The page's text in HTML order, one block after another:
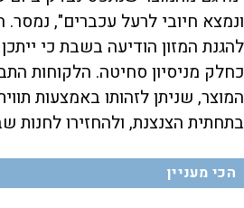
ונמצא חיובי לרעל עכברים",
להגנת המזון הודיעה בשבת כי
כחלק מניסיון סחיטה. הלקוחות
המוצר, שניתן לזהותו באמצעות
בתחתית הצנצנת, ולהחזירו לחנות
הכי מעניין